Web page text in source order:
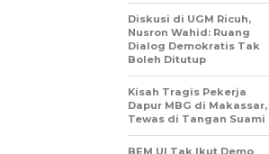
Diskusi di UGM Ricuh,
Nusron Wahid: Ruang
Dialog Demokratis Tak
Boleh Ditutup
Kisah Tragis Pekerja
Dapur MBG di Makassar,
Tewas di Tangan Suami
BEM UI Tak Ikut Demo